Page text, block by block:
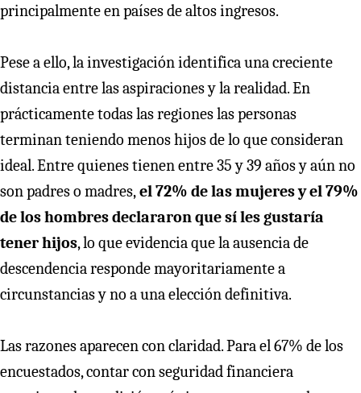
principalmente en países de altos ingresos.
Pese a ello, la investigación identifica una creciente
distancia entre las aspiraciones y la realidad. En
prácticamente todas las regiones las personas
terminan teniendo menos hijos de lo que consideran
ideal. Entre quienes tienen entre 35 y 39 años y aún no
son padres o madres,el 72% de las mujeres y el 79%
de los hombres declararon que sí les gustaría
tener hijos, lo que evidencia que la ausencia de
descendencia responde mayoritariamente a
circunstancias y no a una elección definitiva.
Las razones aparecen con claridad. Para el 67% de los
encuestados, contar con seguridad financiera